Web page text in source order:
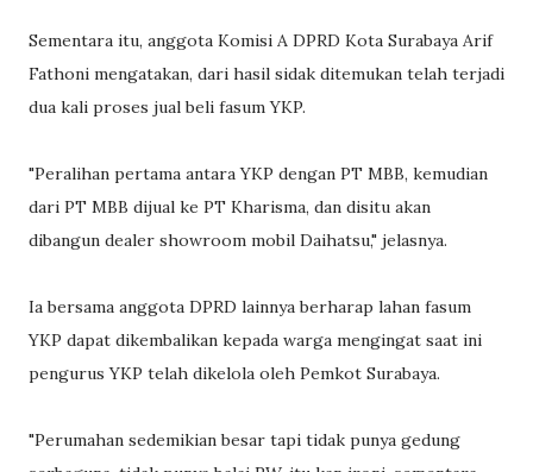
Sementara itu, anggota Komisi A DPRD Kota Surabaya Arif
Fathoni mengatakan, dari hasil sidak ditemukan telah terjadi
dua kali proses jual beli fasum YKP.
"Peralihan pertama antara YKP dengan PT MBB, kemudian
dari PT MBB dijual ke PT Kharisma, dan disitu akan
dibangun dealer showroom mobil Daihatsu," jelasnya.
Ia bersama anggota DPRD lainnya berharap lahan fasum
YKP dapat dikembalikan kepada warga mengingat saat ini
pengurus YKP telah dikelola oleh Pemkot Surabaya.
"Perumahan sedemikian besar tapi tidak punya gedung